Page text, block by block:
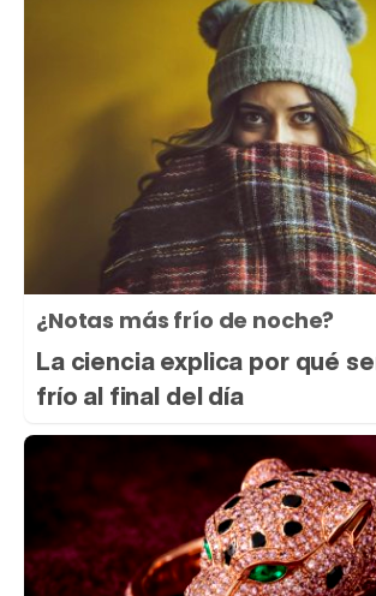
¿Notas más frío de noche?
La ciencia explica por qué
frío al final del día